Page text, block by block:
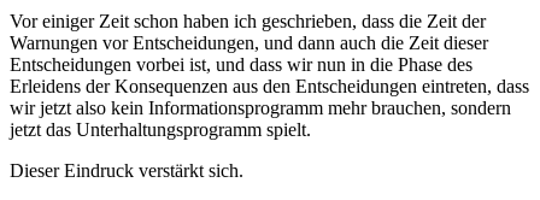
Vor einiger Zeit schon haben ich geschrieben, dass die Zeit der
Warnungen vor Entscheidungen, und dann auch die Zeit dieser
Entscheidungen vorbei ist, und dass wir nun in die Phase des
Erleidens der Konsequenzen aus den Entscheidungen eintreten, dass
wir jetzt also kein Informationsprogramm mehr brauchen, sondern
jetzt das Unterhaltungsprogramm spielt.
Dieser Eindruck verstärkt sich.